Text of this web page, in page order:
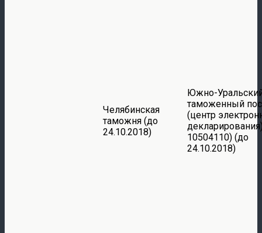
Челябинская
таможня (до
24.10.2018)
Южно-
таможенный
(центр
10504110) (до
24.10.2018)